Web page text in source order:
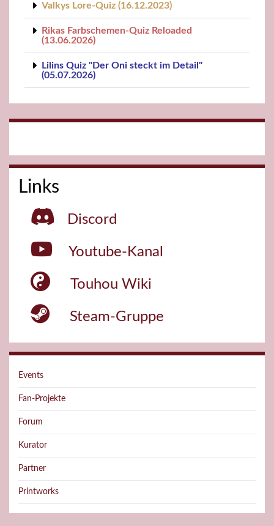
Valkys Lore-Quiz (16.12.2023)
Rikas Farbschemen-Quiz Reloaded
(13.06.2026)
Lilins Quiz "Der Oni steckt im Detail"
(05.07.2026)
Links
Discord
Youtube-Kanal
Touhou Wiki
Steam-Gruppe
Events
Fan-Projekte
Forum
Kurator
Partner
Printworks